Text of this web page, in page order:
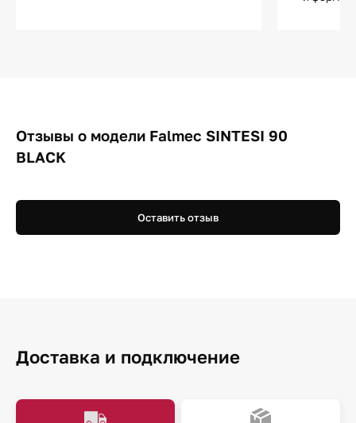
Отзывы о модели Falmec SINTESI 90
BLACK
Оставить отзыв
Доставка и подключение